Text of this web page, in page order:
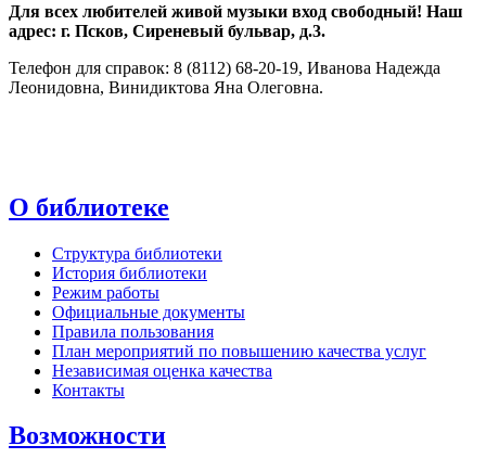
Для всех любителей живой музыки вход свободный! Наш
адрес: г. Псков, Сиреневый бульвар, д.3.
Телефон для справок: 8 (8112) 68-20-19, Иванова Надежда
Леонидовна, Винидиктова Яна Олеговна.
О библиотеке
Структура библиотеки
История библиотеки
Режим работы
Официальные документы
Правила пользования
План мероприятий по повышению качества услуг
Независимая оценка качества
Контакты
Возможности